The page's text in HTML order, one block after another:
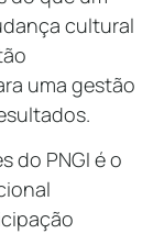
cultural
uma gestão
do PNGI é o